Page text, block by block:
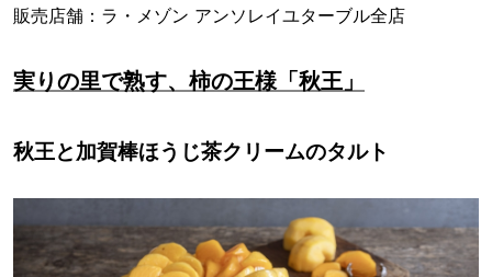
販売店舗：ラ・メゾン アンソレイユターブル全店
実りの里で熟す、柿の王様「秋王」
秋王と加賀棒ほうじ茶クリームのタルト